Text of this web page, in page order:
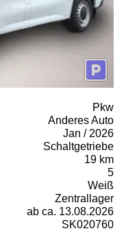
Pkw
Anderes Auto
Jan / 2026
Schaltgetriebe
19 km
5
Weiß
Zentrallager
ab ca. 13.08.2026
SK020760